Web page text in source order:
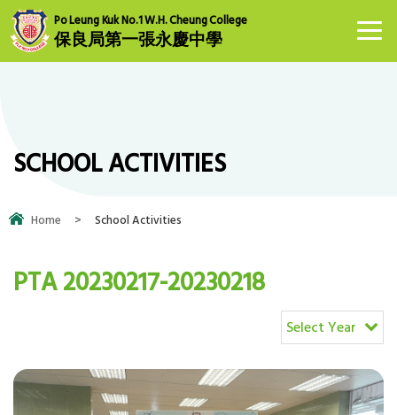
Po Leung Kuk No.1 W.H. Cheung College
保良局第一張永慶中學
SCHOOL ACTIVITIES
Home > School Activities
PTA 20230217-20230218
Select Year